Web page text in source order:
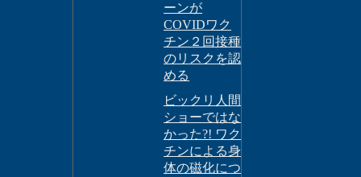
ーンが
COVIDワク
チン２回接種
のリスクを認
める
ビックリ人間
ショーではな
かった?! ワク
チンによる身
体の磁化につ